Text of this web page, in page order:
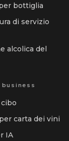
bottiglia
di servizio
alcolica del
carta dei vini
IA